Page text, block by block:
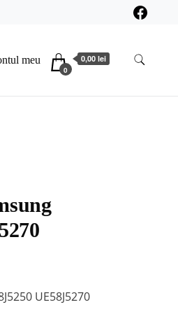
meu
0
0,00 lei
UE58J5270